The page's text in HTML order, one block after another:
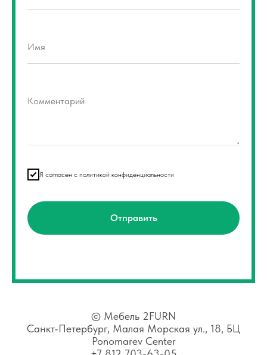
Имя
Комментарий
Я согласен с политикой конфиденциальности
Отправить
© Мебель 2FURN
Санкт-Петербург, Малая Морская ул., 18, БЦ
Ponomarev Center